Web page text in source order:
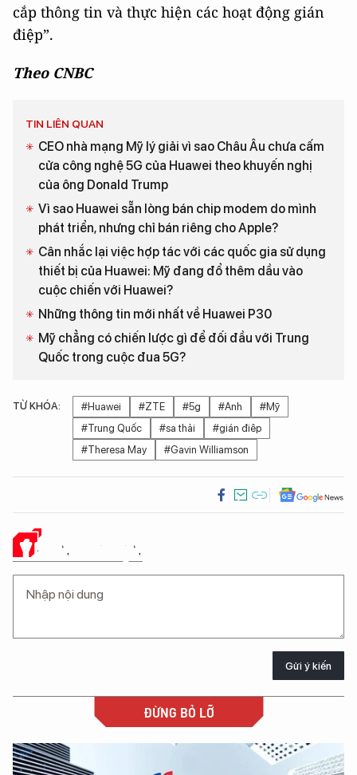
cắp thông tin và thực hiện các hoạt động gián
điệp”.
Theo CNBC
TIN LIÊN QUAN
CEO nhà mạng Mỹ lý giải vì sao Châu Âu chưa cấm
cửa công nghệ 5G của Huawei theo khuyến nghị
của ông Donald Trump
Vì sao Huawei sẵn lòng bán chip modem do mình
phát triển, nhưng chỉ bán riêng cho Apple?
Cân nhắc lại việc hợp tác với các quốc gia sử dụng
thiết bị của Huawei: Mỹ đang đổ thêm dầu vào
cuộc chiến với Huawei?
Những thông tin mới nhất về Huawei P30
Mỹ chẳng có chiến lược gì để đối đầu với Trung
Quốc trong cuộc đua 5G?
TỪ KHÓA: #Huawei #ZTE #5g #Anh
#Mỹ
#Trung Quốc
#sa thải
#gián điêp
#Theresa May
#Gavin Williamson
Ý KIẾN CỦA BẠN
Gửi ý kiến
ĐỪNG BỎ LỠ